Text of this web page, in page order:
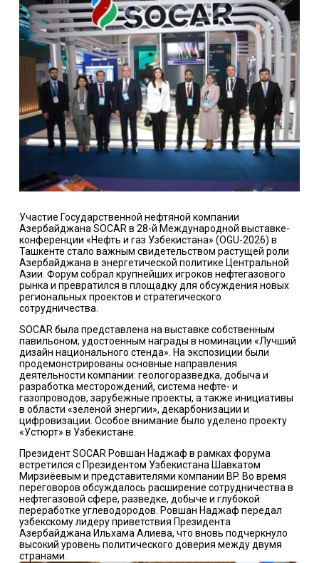
Участие Государственной нефтяной компании
Азербайджана SOCAR в 28-й Международной выставке-
конференции «Нефть и газ Узбекистана» (OGU-2026) в
Ташкенте стало важным свидетельством растущей роли
Азербайджана в энергетической политике Центральной
Азии. Форум собрал крупнейших игроков нефтегазового
рынка и превратился в площадку для обсуждения новых
региональных проектов и стратегического
сотрудничества.
SOCAR была представлена на выставке собственным
павильоном, удостоенным награды в номинации «Лучший
дизайн национального стенда». На экспозиции были
продемонстрированы основные направления
деятельности компании: геологоразведка, добыча и
разработка месторождений, система нефте- и
газопроводов, зарубежные проекты, а также инициативы
в области «зеленой энергии», декарбонизации и
цифровизации. Особое внимание было уделено проекту
«Устюрт» в Узбекистане.
Президент SOCAR Ровшан Наджаф в рамках форума
встретился с Президентом Узбекистана Шавкатом
Мирзиёевым и представителями компании BP. Во время
переговоров обсуждалось расширение сотрудничества в
нефтегазовой сфере, разведке, добыче и глубокой
переработке углеводородов. Ровшан Наджаф передал
узбекскому лидеру приветствия Президента
Азербайджана Ильхама Алиева, что вновь подчеркнуло
высокий уровень политического доверия между двумя
странами.